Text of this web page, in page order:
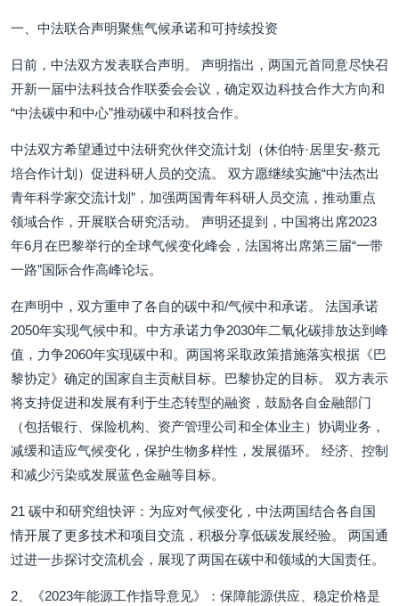
一、中法联合声明聚焦气候承诺和可持续投资
日前，中法双方发表联合声明。 声明指出，两国元首同意尽快召
开新一届中法科技合作联委会会议，确定双边科技合作大方向和
“中法碳中和中心”推动碳中和科技合作。
中法双方希望通过中法研究伙伴交流计划（休伯特·居里安-蔡元
培合作计划）促进科研人员的交流。 双方愿继续实施“中法杰出
青年科学家交流计划”，加强两国青年科研人员交流，推动重点
领域合作，开展联合研究活动。 声明还提到，中国将出席2023
年6月在巴黎举行的全球气候变化峰会，法国将出席第三届“一带
一路”国际合作高峰论坛。
在声明中，双方重申了各自的碳中和/气候中和承诺。 法国承诺
2050年实现气候中和。中方承诺力争2030年二氧化碳排放达到峰
值，力争2060年实现碳中和。两国将采取政策措施落实根据《巴
黎协定》确定的国家自主贡献目标。巴黎协定的目标。 双方表示
将支持促进和发展有利于生态转型的融资，鼓励各自金融部门
（包括银行、保险机构、资产管理公司和全体业主）协调业务，
减缓和适应气候变化，保护生物多样性，发展循环。 经济、控制
和减少污染或发展蓝色金融等目标。
21 碳中和研究组快评：为应对气候变化，中法两国结合各自国
情开展了更多技术和项目交流，积极分享低碳发展经验。 两国通
过进一步探讨交流机会，展现了两国在碳中和领域的大国责任。
2、《2023年能源工作指导意见》：保障能源供应、稳定价格是